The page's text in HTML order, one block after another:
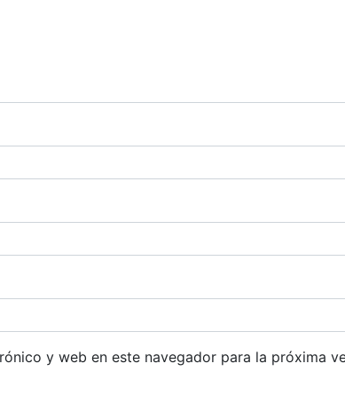
y web en este navegador para la próxima